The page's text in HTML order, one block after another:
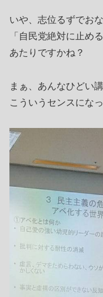
いや、志位るずでお
「自民党絶対に止め
あたりですかね？
まぁ、あんなひどい
こういうセンスにな